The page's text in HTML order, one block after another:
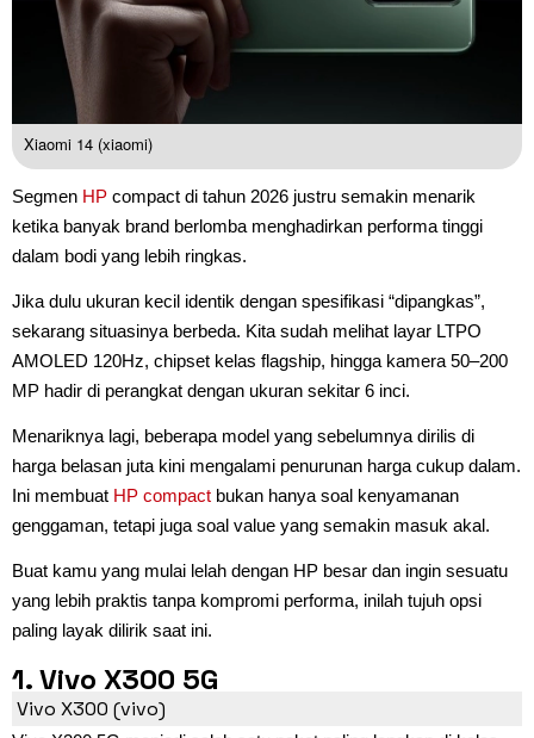
Xiaomi 14 (xiaomi)
Segmen HP compact di tahun 2026 justru semakin menarik
ketika banyak brand berlomba menghadirkan performa tinggi
dalam bodi yang lebih ringkas.
Jika dulu ukuran kecil identik dengan spesifikasi “dipangkas”,
sekarang situasinya berbeda. Kita sudah melihat layar LTPO
AMOLED 120Hz, chipset kelas flagship, hingga kamera 50–200
MP hadir di perangkat dengan ukuran sekitar 6 inci.
Menariknya lagi, beberapa model yang sebelumnya dirilis di
harga belasan juta kini mengalami penurunan harga cukup dalam.
Ini membuat HP compact bukan hanya soal kenyamanan
genggaman, tetapi juga soal value yang semakin masuk akal.
Buat kamu yang mulai lelah dengan HP besar dan ingin sesuatu
yang lebih praktis tanpa kompromi performa, inilah tujuh opsi
paling layak dilirik saat ini.
1. Vivo X300 5G
Vivo X300 (vivo)